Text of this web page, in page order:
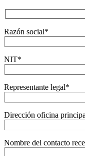
Razón social*
NIT*
Representante legal*
Dirección oficina
Nombre del contacto